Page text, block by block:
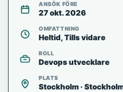
ANSÖK FÖRE
27 okt. 2026
OMFATTNING
Heltid, Tills vidare
ROLL
Devops utvecklare
PLATS
Stockholm ·